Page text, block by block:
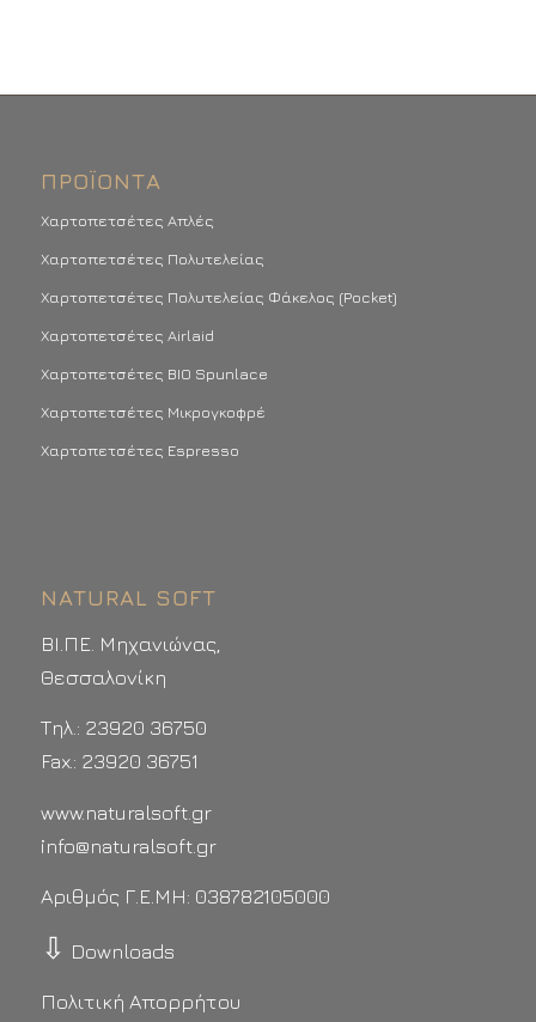
ΠΡΟΪΌΝΤΑ
Χαρτοπετσέτες Απλές
Χαρτοπετσέτες Πολυτελείας
Χαρτοπετσέτες Πολυτελείας Φάκελος (Pocket)
Χαρτοπετσέτες Airlaid
Χαρτοπετσέτες BIO Spunlace
Χαρτοπετσέτες Μικρογκοφρέ
Χαρτοπετσέτες Espresso
NATURAL SOFT
ΒΙ.ΠΕ. Μηχανιώνας,
Θεσσαλονίκη
Τηλ.: 23920 36750
Fax.: 23920 36751
www.naturalsoft.gr
info@naturalsoft.gr
Αριθμός Γ.Ε.ΜΗ: 038782105000
⇩ Downloads
Πολιτική Απορρήτου